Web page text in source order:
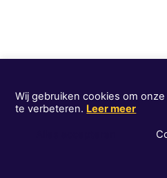
Wij gebruiken cookies om
te verbeteren. Leer meer